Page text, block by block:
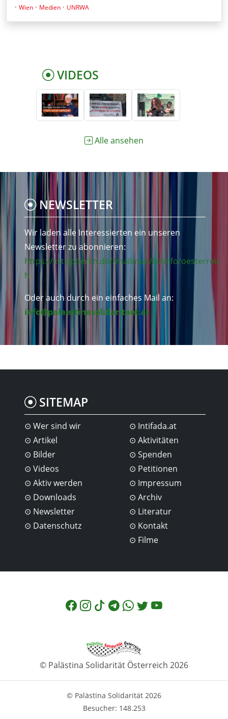
· Wien · Medien · UNRWA
VIDEOS
Alle ansehen
NEWSLETTER
Wir laden alle Interessierten ein unseren
Newsletter zu abonnieren:
https://listi.jpberlin.de//mailman/listinfo/oesterreic
h
Oder auch durch ein einfaches Mail an:
info@palaestinasolidaritaet.at
SITEMAP
Wer sind wir
Artikel
Bilder
Videos
Intifada.at
Aktivitäten
Spenden
Petitionen
Aktiv werden
Downloads
Newsletter
Datenschutz
Impressum
Archiv
Literatur
Kontakt
Filme
© Palästina Solidarität Österreich 2026
© Palästina Solidarität 2026
Besucher: 148.253